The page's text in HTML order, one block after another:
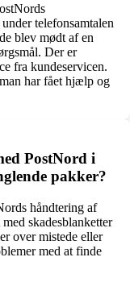
telefonsamtalen
blev mødt af en
Der er
fra kundeservicen.
har fået hjælp og
PostNord i
pakker?
håndtering af
skadesblanketter
over mistede eller
med at finde